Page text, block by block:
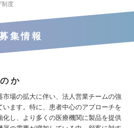
制度
集情報
か
市場の拡大に伴い、法人営業チームの強
ます。特に、患者中心のアプローチを
し、より多くの医療機関に製品を提供